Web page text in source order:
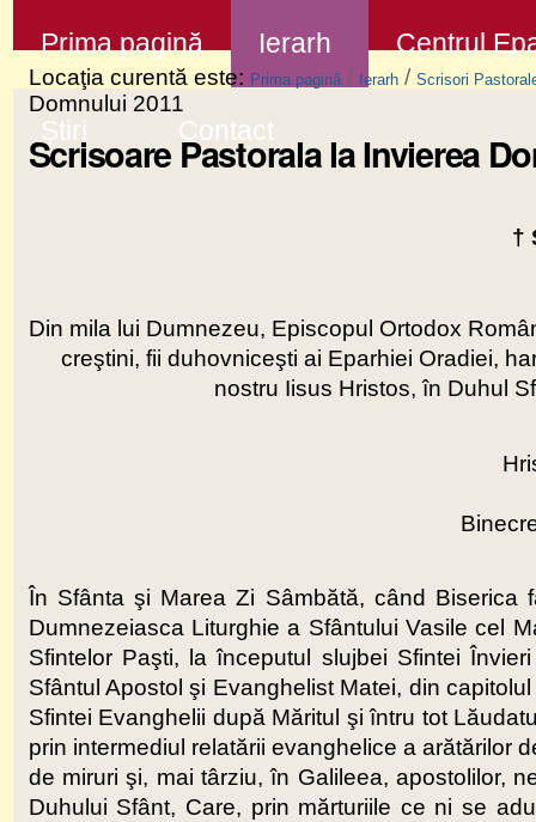
la
conţinut
Sari
Prima pagină Ierarh Centrul
Știri Contact
Locaţia curentă este: Prima pagină / Ierarh / Scrisori
Domnului 2011
Scrisoare Pastorala la Invierea
†
Din mila lui Dumnezeu, Episcopul Ortodox
creştini, fii duhovniceşti ai Eparhiei Oradiei,
nostru Iisus Hristos, în Duhul
În Sfânta şi Marea Zi Sâmbătă, când Biserica
Dumnezeiasca Liturghie a Sfântului Vasile cel
Sfintelor Paşti, la începutul slujbei Sfintei
Sfântul Apostol şi Evanghelist Matei, din
Sfintei Evanghelii după Măritul şi întru tot
prin intermediul relatării evanghelice a arătărilor
de miruri şi, mai târziu, în Galileea, apostolilor,
Duhului Sfânt, Care, prin mărturiile ce ni se